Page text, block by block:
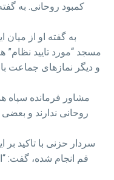
مسجد “مورد تایید نظام”
روحانی ندارند و
قم انجام شده، گفت: